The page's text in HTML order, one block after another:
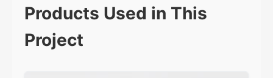
Products Used in This
Project